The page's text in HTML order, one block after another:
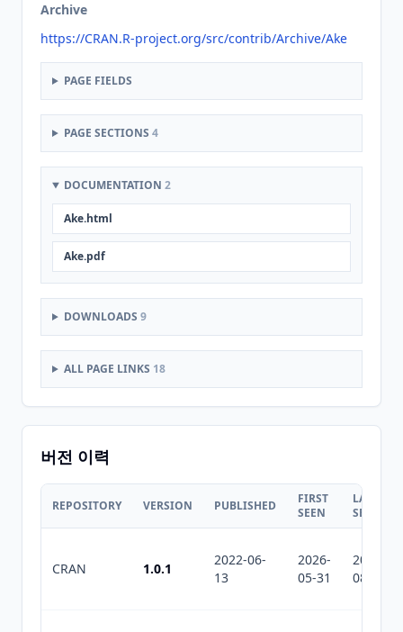
Archive
https://CRAN.R-project.org/src/contrib/Archive/Ake
PAGE FIELDS
PAGE SECTIONS 4
DOCUMENTATION 2
Ake.html
Ake.pdf
DOWNLOADS 9
ALL PAGE LINKS 18
버전 이력
REPOSITORY VERSION PUBLISHED
FIRST
SEEN
LAST
SEEN
CRAN 1.0.1
2022-06-
13
2026-
05-31
2026-
08-01